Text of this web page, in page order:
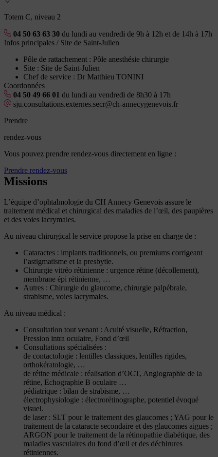
Totem C, niveau 2
04 50 63 63 30 du lundi au vendredi de 9h à 12h et de 14h à 17h
Infos principales / Site de Saint-Julien
Pôle de rattachement : Pôle anesthésie chirurgie
Site : Site de Saint-Julien
Chef de service : Dr Matthieu TONINI
Coordonnées
04 50 49 66 01 du lundi au vendredi de 8h30 à 17h
sju.consultations.externes.secr@ch-annecygenevois.fr
Prendre
rendez-vous
Vous pouvez prendre rendez-vous directement en ligne :
Prendre rendez-vous
Missions
L’équipe d’ophtalmologie du CH Annecy Genevois assure le
traitement médical et chirurgical des maladies de l’œil, des paupières
et des voies lacrymales.
Au niveau chirurgical le service propose la prise en charge de :
Cataractes : implants traditionnels, ou premiums corrigeant
l’astigmatisme et la presbytie.
Chirurgie vitréo rétinienne : urgence rétine (décollement),
membrane épi rétinienne, …
Autres : Chirurgie du glaucome, chirurgie palpébrale,
strabisme, voies lacrymales.
Au niveau médical :
Consultation tout venant : Acuité visuelle, Réfraction,
Pression intra oculaire, Fond d’œil
Consultations spécialisées :
de contactologie : lentilles classiques, lentilles rigides,
orthokératologie, …
de rétine médicale : réalisation d’OCT, Angiographie de la
rétine, Echographie B oculaire …
pédiatrique : bilan de strabisme, …
électrophysiologie : électrorétinographe, potentiel évoqué
visuel.
de laser : SLT pour le traitement des glaucomes ; YAG pour le
traitement de la cataracte secondaire et des glaucomes aigues ;
ARGON pour le traitement de la rétinopathie diabétique, des
maladies vasculaires du fond d’œil et des déchirures
rétiniennes.